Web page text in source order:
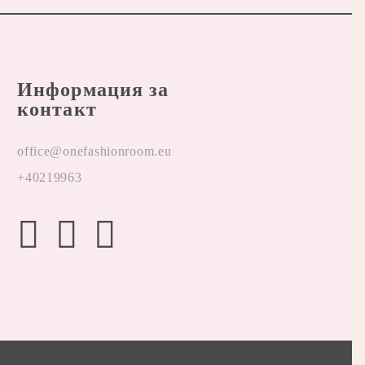
Информация за
контакт
office@onefashionroom.eu
+40219963